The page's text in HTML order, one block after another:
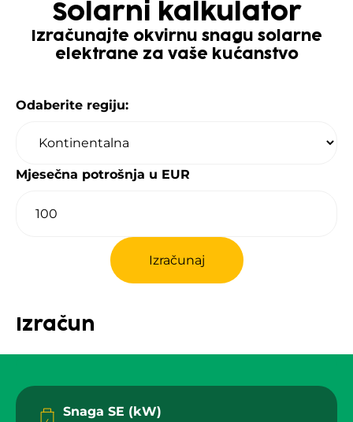
Solarni kalkulator
Izračunajte okvirnu snagu solarne
elektrane za vaše kućanstvo
Odaberite regiju:
Mjesečna potrošnja u EUR
Izračunaj
Izračun
Snaga SE (kW)